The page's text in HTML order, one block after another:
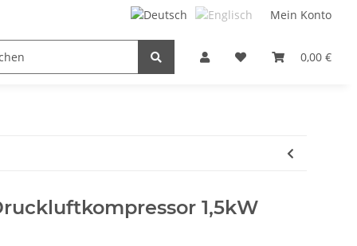
Mein Konto
0,00 €
FILTER / DROSSEL GETRIEBEMOTOREN
1,5kW